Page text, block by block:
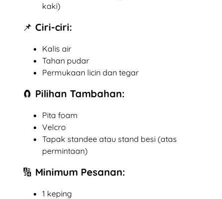
kaki)
📌 Ciri-ciri:
Kalis air
Tahan pudar
Permukaan licin dan tegar
🧲 Pilihan Tambahan:
Pita foam
Velcro
Tapak standee atau stand besi (atas
permintaan)
🔢 Minimum Pesanan:
1 keping